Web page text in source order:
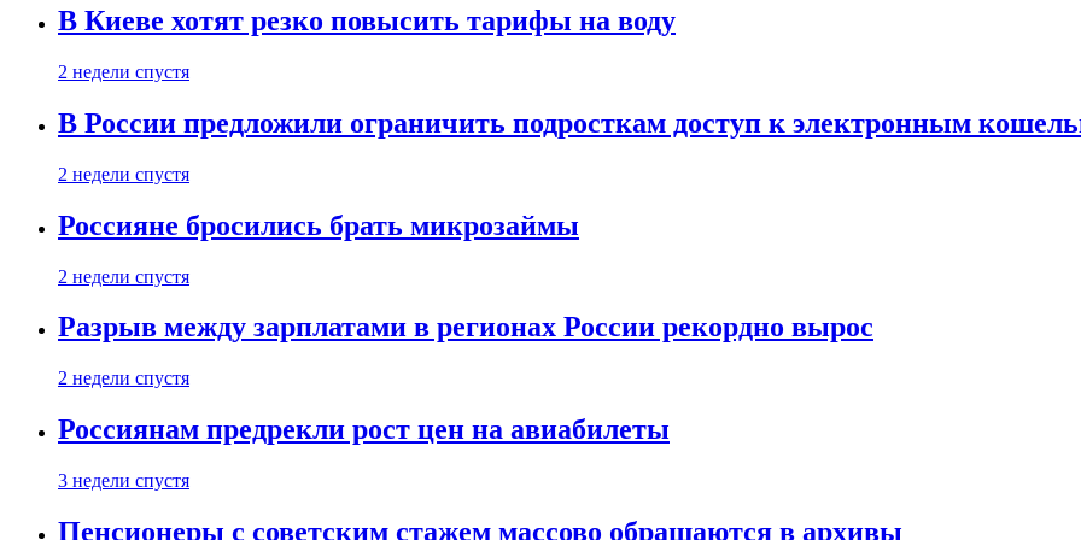
В Киеве хотят резко повысить тарифы на воду
2 недели спустя
В России предложили ограничить подросткам доступ к электронным
2 недели спустя
Россияне бросились брать микрозаймы
2 недели спустя
Разрыв между зарплатами в регионах России рекордно вырос
2 недели спустя
Россиянам предрекли рост цен на авиабилеты
3 недели спустя
Пенсионеры с советским стажем массово обращаются в архивы